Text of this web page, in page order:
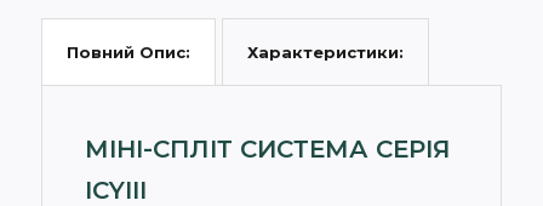
Повний Опис: Характеристики:
МІНІ-СПЛІТ СИСТЕМА СЕРІЯ
ICYIII